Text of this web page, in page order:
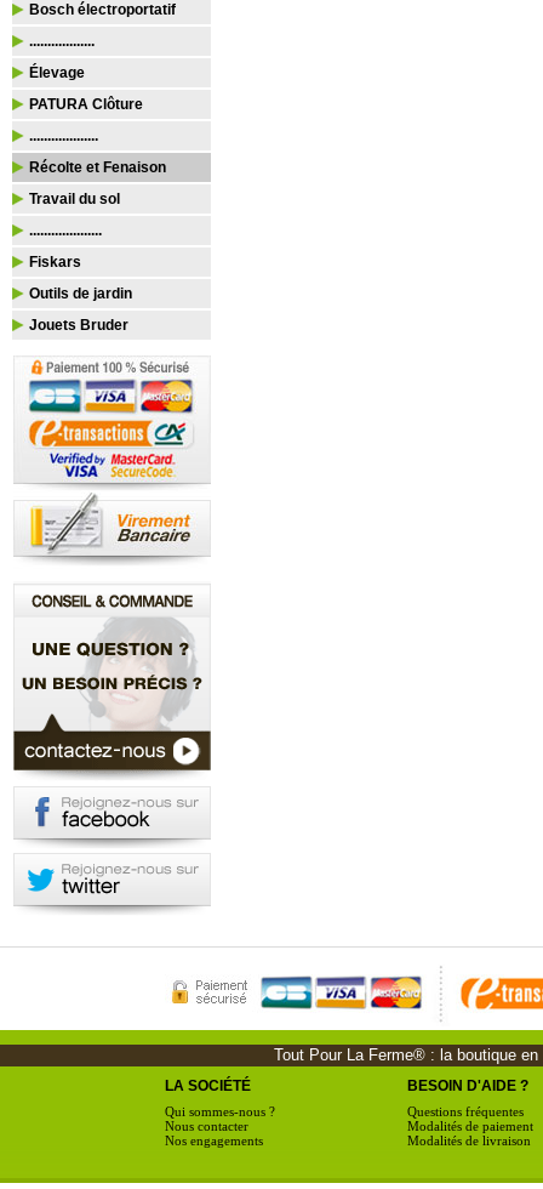
Bosch électroportatif
..................
Élevage
PATURA Clôture
...................
Récolte et Fenaison
Travail du sol
....................
Fiskars
Outils de jardin
Jouets Bruder
Tout Pour La Ferme® : la boutique
LA SOCIÉTÉ
Qui sommes-nous ?
Nous contacter
Nos engagements
BESOIN D'AIDE ?
Questions fréquentes
Modalités de paiement
Modalités de livraison